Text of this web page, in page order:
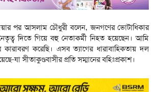
পর আসলাম চৌধুরী বলেন, জনগণের ভোটাধিকার
দিতে গিয়ে বহু নেতাকর্মী নিহত হয়েছেন। আমি
করেছি। এসব ত্যাগের ধারাবাহিকতায় দল
যা সীতাকুণ্ডবাসীর প্রতি সম্মানের বহিঃপ্রকাশ।